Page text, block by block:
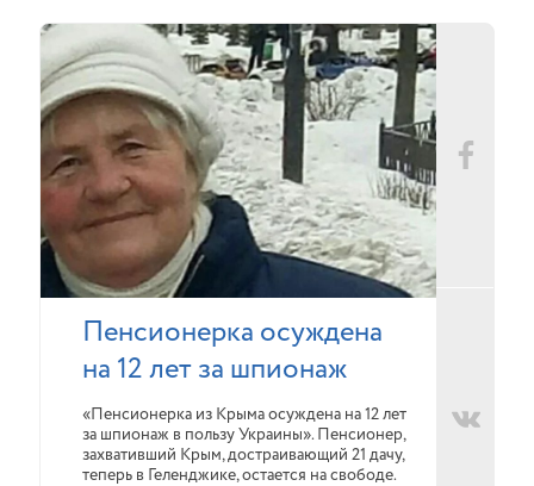
Пенсионерка осуждена
на 12 лет за шпионаж
«Пенсионерка из Крыма осуждена на 12 лет
за шпионаж в пользу Украины». Пенсионер,
захвативший Крым, достраивающий 21 дачу,
теперь в Геленджике, остается на свободе.